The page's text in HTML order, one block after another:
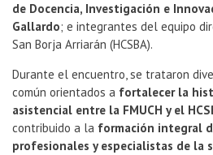
de Docencia, Investigación e
Gallardo; e integrantes del equipo
San Borja Arriarán (HCSBA).
Durante el encuentro, se trataron
común orientados a fortalecer la
asistencial entre la FMUCH y el
contribuido a la formación integral
profesionales y especialistas de la